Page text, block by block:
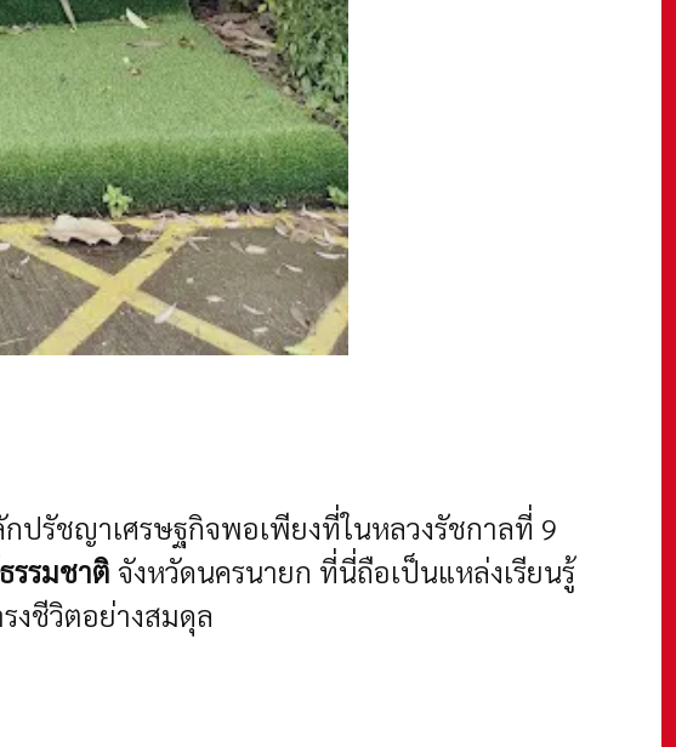
ปรัชญาเศรษฐกิจพอเพียงที่ในหลวงรัชกาลที่ 9
รรมชาติ จังหวัดนครนายก ที่นี่ถือเป็นแหล่งเรียนรู้
งชีวิตอย่างสมดุล